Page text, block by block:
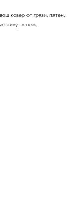
ковер от грязи, пятен,
живут в нём.